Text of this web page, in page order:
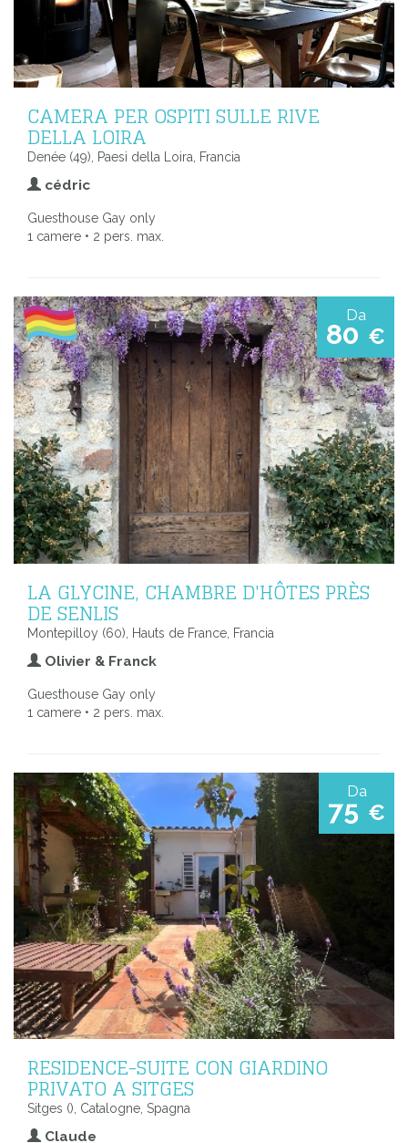
CAMERA PER OSPITI SULLE RIVE
DELLA LOIRA
Denée (49), Paesi della Loira, Francia
cédric
Guesthouse Gay only
1 camere • 2 pers. max.
Da
80 €
LA GLYCINE, CHAMBRE D'HÔTES PRÈS
DE SENLIS
Montepilloy (60), Hauts de France, Francia
Olivier & Franck
Guesthouse Gay only
1 camere • 2 pers. max.
Da
75 €
RESIDENCE-SUITE CON GIARDINO
PRIVATO A SITGES
Sitges (), Catalogne, Spagna
Claude